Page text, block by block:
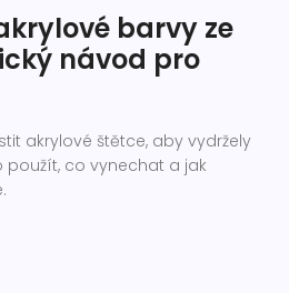
barvy ze
návod pro
akrylové štětce, aby vydržely
použít, co vynechat a jak